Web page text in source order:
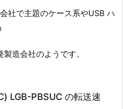
社で主題のケース系やUSB ハ
造会社のようです。
LGB-PBSUC の転送速